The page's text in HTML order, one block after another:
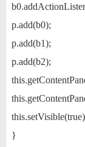
p.add(b0);
p.add(b1);
p.add(b2);
}